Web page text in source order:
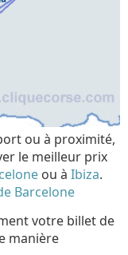
ou à proximité,
le meilleur prix
ou à Ibiza.
Barcelone
votre billet de
manière